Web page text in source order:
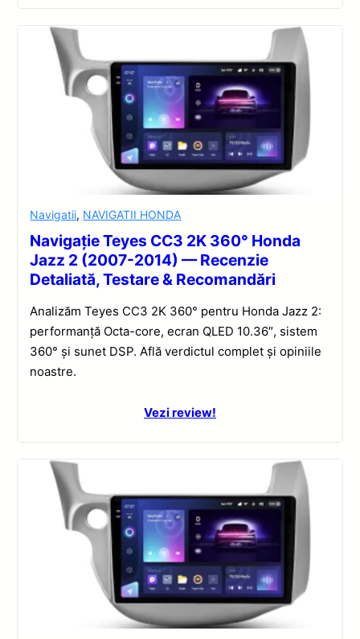
Navigatii, NAVIGATII HONDA
Navigație Teyes CC3 2K 360° Honda
Jazz 2 (2007-2014) — Recenzie
Detaliată, Testare & Recomandări
Analizăm Teyes CC3 2K 360° pentru Honda Jazz 2:
performanță Octa-core, ecran QLED 10.36″, sistem
360° și sunet DSP. Află verdictul complet și opiniile
noastre.
Vezi review!